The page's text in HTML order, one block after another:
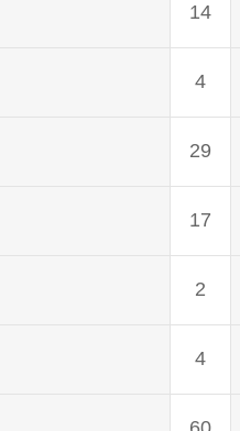
14
4
29
17
2
4